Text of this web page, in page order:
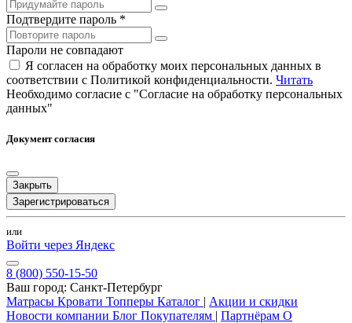
Подтвердите пароль *
Пароли не совпадают
Я согласен на обработку моих персональных данных в
соответствии с Политикой конфиденциальности. Читать
Необходимо согласие с "Согласие на обработку персональных
данных"
Документ согласия
Закрыть
Зарегистрироваться
или
Войти через Яндекс
8 (800) 550-15-50
Ваш город: Санкт-Петербург
Матрасы Кровати Топперы Каталог | Акции и скидки
Новости компании Блог Покупателям | Партнёрам О